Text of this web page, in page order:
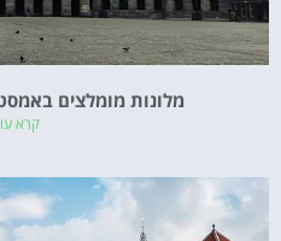
מלונות מומלצים
קרא